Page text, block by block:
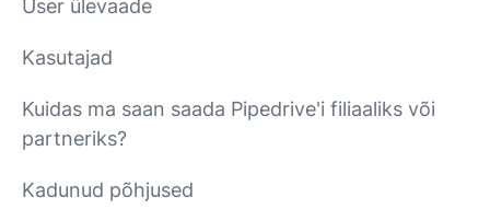
User ülevaade
Kasutajad
Kuidas ma saan saada Pipedrive'i filiaaliks või
partneriks?
Kadunud põhjused